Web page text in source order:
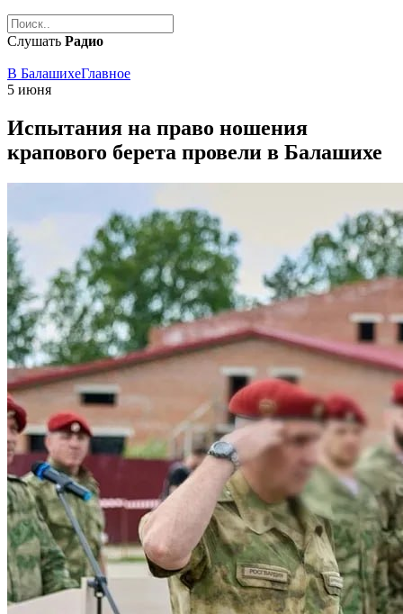
Слушать Радио
В БалашихеГлавное
5 июня
Испытания на право ношения
крапового берета провели в Балашихе